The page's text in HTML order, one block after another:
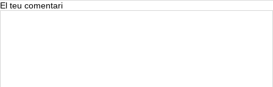
El teu comentari